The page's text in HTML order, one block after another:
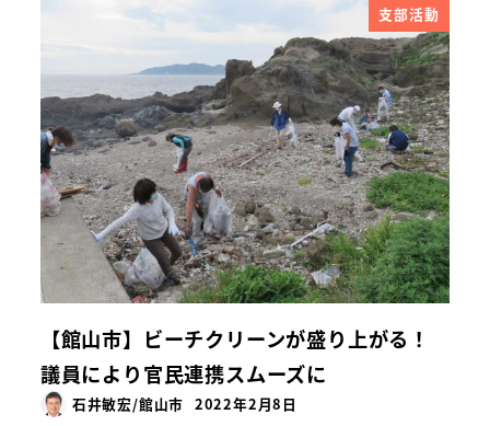
支部活動
【館山市】ビーチクリーンが盛り上がる！
議員により官民連携スムーズに
石井敏宏/館山市 2022年2月8日